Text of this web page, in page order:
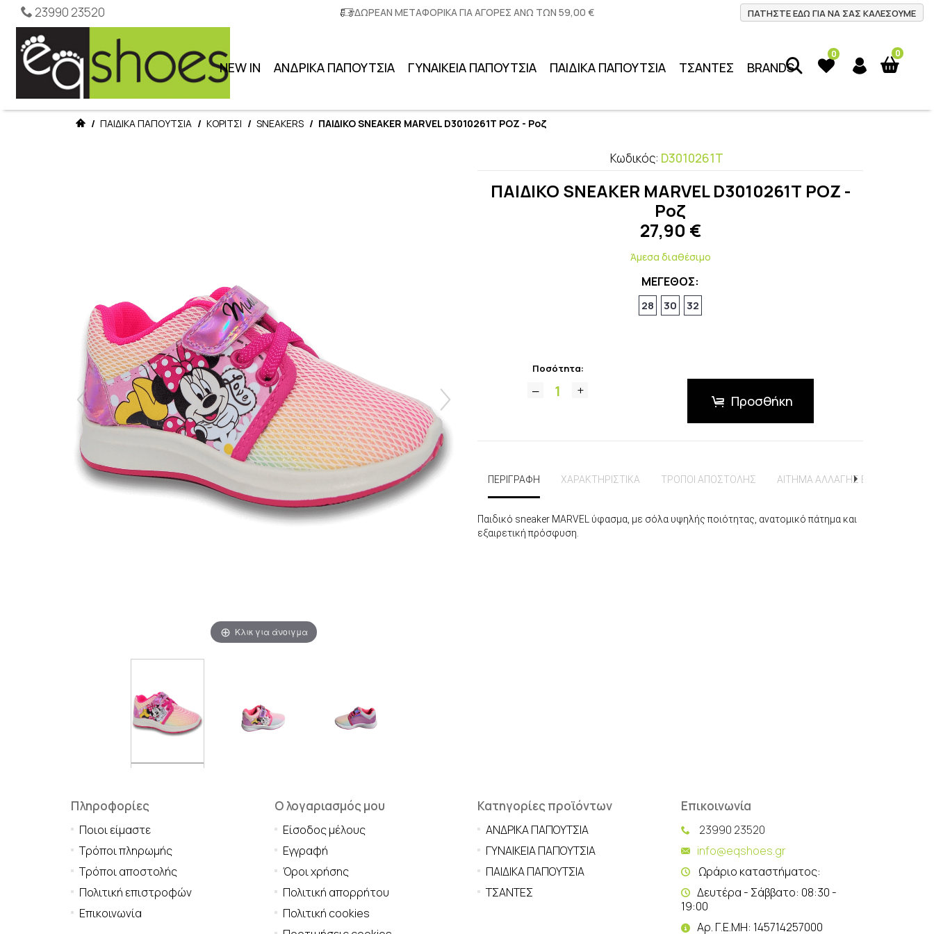
23990 23520 ΔΩΡΕΑΝ ΜΕΤΑΦΟΡΙΚΑ ΓΙΑ ΑΓΟΡΕΣ ΑΝΩ ΤΩΝ 59,00 € ΠΑΤΗΣΤΕ ΕΔΩ ΓΙΑ ΝΑ ΣΑΣ ΚΑΛΕΣΟΥΜΕ
0
0
NEW IN ΑΝΔΡΙΚΑ ΠΑΠΟΥΤΣΙΑ ΓΥΝΑΙΚΕΙΑ ΠΑΠΟΥΤΣΙΑ ΠΑΙΔΙΚΑ ΠΑΠΟΥΤΣΙΑ ΤΣΑΝΤΕΣ BRANDS
/ ΠΑΙΔΙΚΑ ΠΑΠΟΥΤΣΙΑ / ΚΟΡΙΤΣΙ / SNEAKERS / ΠΑΙΔΙΚΟ SNEAKER MARVEL D3010261Τ ΡΟΖ - Ροζ
Κλικ για άνοιγμα
Κωδικός: D3010261Τ
ΠΑΙΔΙΚΟ SNEAKER MARVEL D3010261Τ ΡΟΖ -
Ροζ
27,90 €
Άμεσα διαθέσιμο
ΜΕΓΕΘΟΣ:
28 30 32
Ποσότητα:
Προσθήκη
ΠΕΡΙΓΡΑΦΗ ΧΑΡΑΚΤΗΡΙΣΤΙΚΑ ΤΡΟΠΟΙ ΑΠΟΣΤΟΛΗΣ ΑΙΤΗΜΑ ΑΛΛΑΓΗΣ ΕΠΙΣΤΡΟΦΗΣ
Παιδικό sneaker MARVEL ύφασμα, με σόλα υψηλής ποιότητας, ανατομικό πάτημα και
εξαιρετική πρόσφυση.
Πληροφορίες
Ποιοι είμαστε
Τρόποι πληρωμής
Τρόποι αποστολής
Πολιτική επιστροφών
Επικοινωνία
Ο λογαριασμός μου
Είσοδος μέλους
Εγγραφή
Όροι χρήσης
Πολιτική απορρήτου
Πολιτική cookies
Κατηγορίες προϊόντων
ΑΝΔΡΙΚΑ ΠΑΠΟΥΤΣΙΑ
ΓΥΝΑΙΚΕΙΑ ΠΑΠΟΥΤΣΙΑ
ΠΑΙΔΙΚΑ ΠΑΠΟΥΤΣΙΑ
ΤΣΑΝΤΕΣ
Επικοινωνία
23990 23520
info@eqshoes.gr
Ωράριο καταστήματος:
Δευτέρα - Σάββατο: 08:30 -
19:00
Αρ. Γ.Ε.ΜΗ: 145714257000